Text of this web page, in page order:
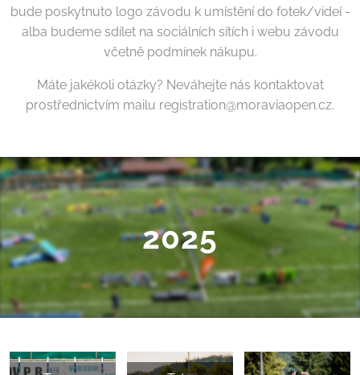
bude poskytnuto logo závodu k umístění do fotek/videí -
alba budeme sdílet na sociálních sítích i webu závodu
včetně podmínek nákupu.
Máte jakékoli otázky? Neváhejte nás kontaktovat
prostřednictvím mailu registration@moraviaopen.cz.
2025